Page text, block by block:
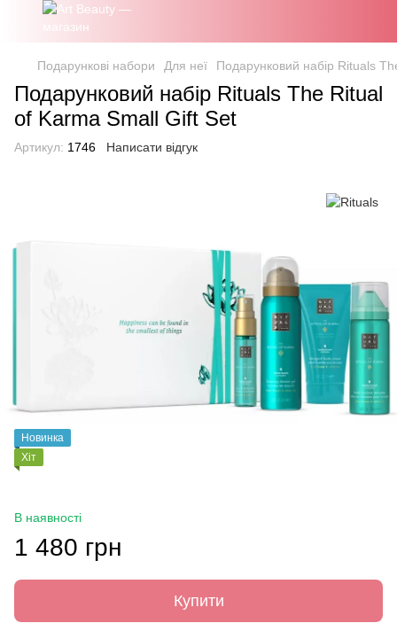
Подарункові набори Для неї Подарунковий набір Rituals
Подарунковий набір Rituals The Ritual
of Karma Small Gift Set
Артикул: 1746 Написати відгук
Новинка
Хіт
В наявності
1 480 грн
Купити